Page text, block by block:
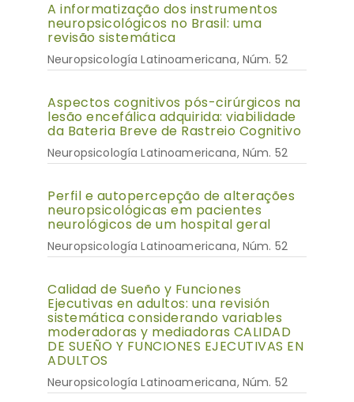
A informatização dos instrumentos
neuropsicológicos no Brasil: uma
revisão sistemática
Neuropsicología Latinoamericana, Núm. 52
Aspectos cognitivos pós-cirúrgicos na
lesão encefálica adquirida: viabilidade
da Bateria Breve de Rastreio Cognitivo
Neuropsicología Latinoamericana, Núm. 52
Perfil e autopercepção de alterações
neuropsicológicas em pacientes
neurológicos de um hospital geral
Neuropsicología Latinoamericana, Núm. 52
Calidad de Sueño y Funciones
Ejecutivas en adultos: una revisión
sistemática considerando variables
moderadoras y mediadoras CALIDAD
DE SUEÑO Y FUNCIONES EJECUTIVAS EN
ADULTOS
Neuropsicología Latinoamericana, Núm. 52